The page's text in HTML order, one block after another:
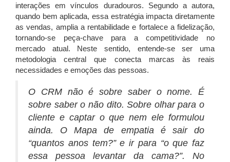
interações em vínculos duradouros.
Segundo a autora,
quando bem aplicada, essa estratégia impacta diretamente
as vendas, amplia a rentabilidade e fortalece a fidelização,
tornando-se peça-chave para a competitividade no
mercado atual. Neste sentido, entende-se ser uma
metodologia central que conecta marcas às reais
necessidades e emoções das pessoas.
O CRM não é sobre saber o nome. É
sobre saber o não dito. Sobre olhar para o
cliente e captar o que nem ele formulou
ainda. O Mapa de empatia é sair do
“quantos anos tem?” e ir para “o que faz
essa pessoa levantar da cama?”. No